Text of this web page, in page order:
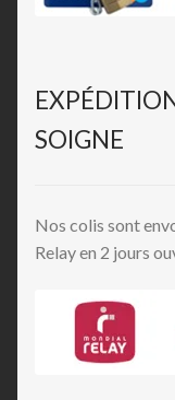
SOIGNE
Nos colis sont
Relay en 2 jours